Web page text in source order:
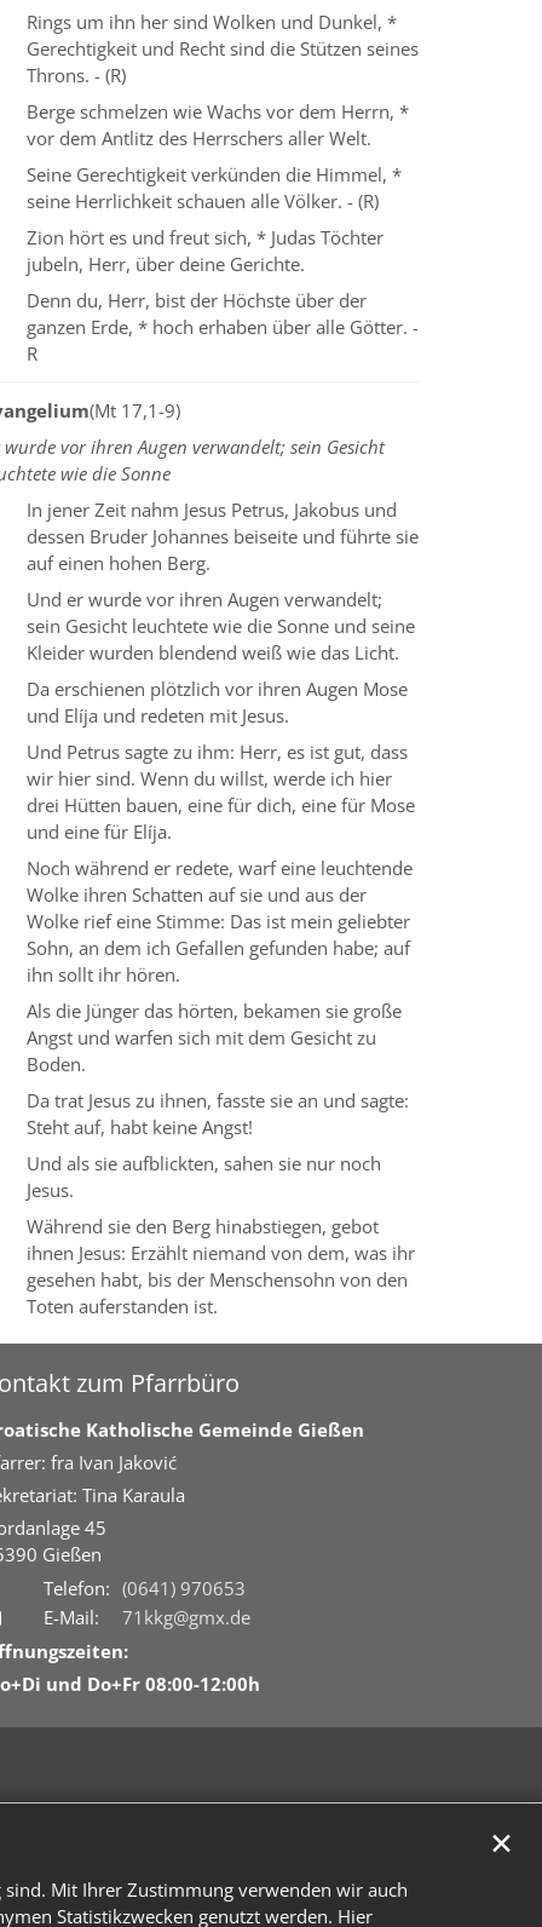
Mit Ihrer Zustimmung verwenden wir auch
Statistikzwecken genutzt werden. Hier
✕
Rings um ihn her sind Wolken und Dunkel, *
Gerechtigkeit und Recht sind die Stützen seines
Throns. - (R)
Berge schmelzen wie Wachs vor dem Herrn, *
vor dem Antlitz des Herrschers aller Welt.
Seine Gerechtigkeit verkünden die Himmel, *
seine Herrlichkeit schauen alle Völker. - (R)
Zion hört es und freut sich, * Judas Töchter
jubeln, Herr, über deine Gerichte.
Denn du, Herr, bist der Höchste über der
ganzen Erde, * hoch erhaben über alle Götter. -
R
(Mt 17,1-9)
wurde vor ihren Augen verwandelt; sein Gesicht
wie die Sonne
In jener Zeit nahm Jesus Petrus, Jakobus und
dessen Bruder Johannes beiseite und führte sie
auf einen hohen Berg.
Und er wurde vor ihren Augen verwandelt;
sein Gesicht leuchtete wie die Sonne und seine
Kleider wurden blendend weiß wie das Licht.
Da erschienen plötzlich vor ihren Augen Mose
und Elíja und redeten mit Jesus.
Und Petrus sagte zu ihm: Herr, es ist gut, dass
wir hier sind. Wenn du willst, werde ich hier
drei Hütten bauen, eine für dich, eine für Mose
und eine für Elíja.
Noch während er redete, warf eine leuchtende
Wolke ihren Schatten auf sie und aus der
Wolke rief eine Stimme: Das ist mein geliebter
Sohn, an dem ich Gefallen gefunden habe; auf
ihn sollt ihr hören.
Als die Jünger das hörten, bekamen sie große
Angst und warfen sich mit dem Gesicht zu
Boden.
Da trat Jesus zu ihnen, fasste sie an und sagte:
Steht auf, habt keine Angst!
Und als sie aufblickten, sahen sie nur noch
Jesus.
Während sie den Berg hinabstiegen, gebot
ihnen Jesus: Erzählt niemand von dem, was ihr
gesehen habt, bis der Menschensohn von den
Toten auferstanden ist.
zum Pfarrbüro
Katholische Gemeinde Gießen
fra Ivan Jaković
Tina Karaula
45
Gießen
Telefon: (0641) 970653
E-Mail:
71kkg@gmx.de
und Do+Fr 08:00-12:00h